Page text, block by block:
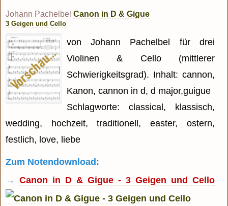
Johann Pachelbel Canon in D & Gigue
3 Geigen und Cello
von Johann Pachelbel für drei
Violinen & Cello (mittlerer
Schwierigkeitsgrad). Inhalt: cannon,
Kanon, cannon in d, d major,guigue
Schlagworte: classical, klassisch,
wedding, hochzeit, traditionell, easter, ostern,
festlich, love, liebe
Zum Notendownload:
→ Canon in D & Gigue - 3 Geigen und Cello